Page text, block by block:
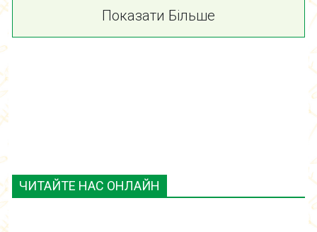
ЧИТАЙТЕ НАС ОНЛАЙН
Показати Більше